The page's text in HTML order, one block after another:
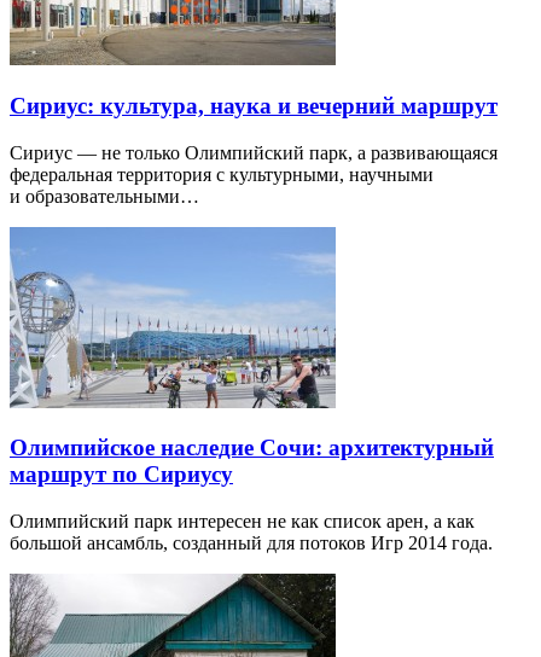
Сириус: культура, наука и вечерний маршрут
Сириус — не только Олимпийский парк, а развивающаяся
федеральная территория с культурными, научными
и образовательными…
Олимпийское наследие Сочи: архитектурный
маршрут по Сириусу
Олимпийский парк интересен не как список арен, а как
большой ансамбль, созданный для потоков Игр 2014 года.